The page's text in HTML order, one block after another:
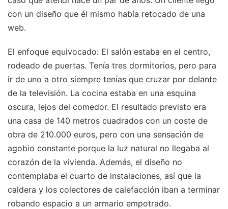
con un diseño que él mismo había retocado de una
web.
El enfoque equivocado: El salón estaba en el centro,
rodeado de puertas. Tenía tres dormitorios, pero para
ir de uno a otro siempre tenías que cruzar por delante
de la televisión. La cocina estaba en una esquina
oscura, lejos del comedor. El resultado previsto era
una casa de 140 metros cuadrados con un coste de
obra de 210.000 euros, pero con una sensación de
agobio constante porque la luz natural no llegaba al
corazón de la vivienda. Además, el diseño no
contemplaba el cuarto de instalaciones, así que la
caldera y los colectores de calefacción iban a terminar
robando espacio a un armario empotrado.